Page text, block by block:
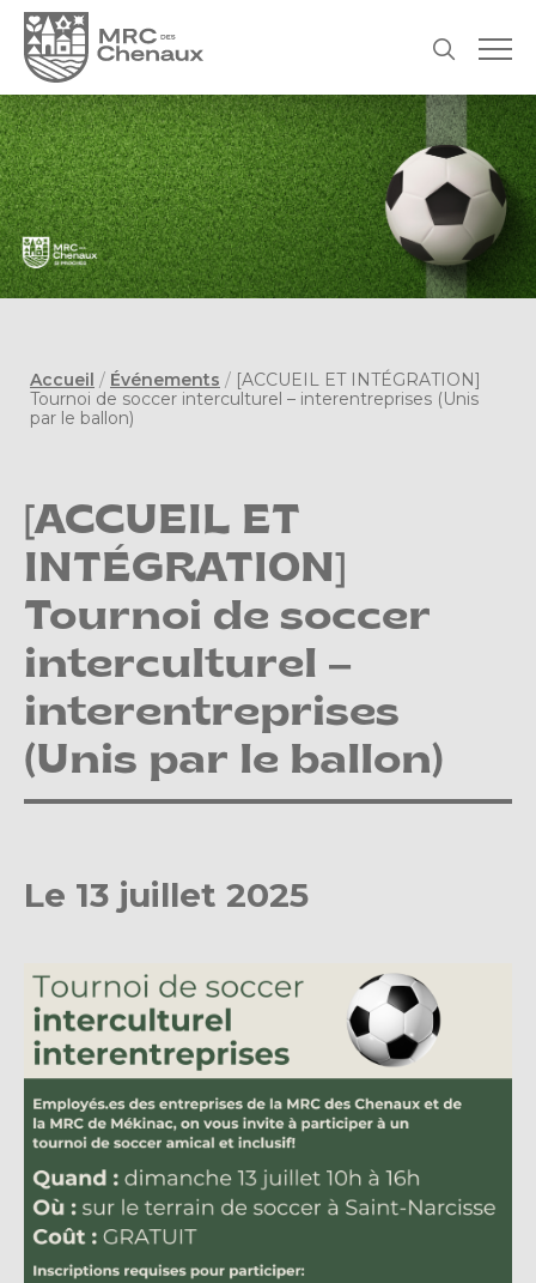
Accueil / Événements / [ACCUEIL ET INTÉGRATION]
Tournoi de soccer interculturel – interentreprises (Unis
par le ballon)
[ACCUEIL ET
INTÉGRATION]
Tournoi de soccer
interculturel –
interentreprises
(Unis par le ballon)
Le 13 juillet 2025